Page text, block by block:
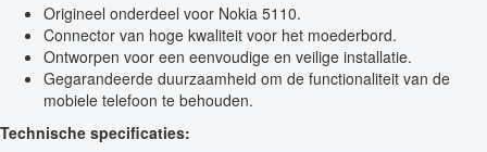
Origineel onderdeel voor Nokia 5110.
Connector van hoge kwaliteit voor het moederbord.
Ontworpen voor een eenvoudige en veilige installatie.
Gegarandeerde duurzaamheid om de functionaliteit van de
mobiele telefoon te behouden.
Technische specificaties: